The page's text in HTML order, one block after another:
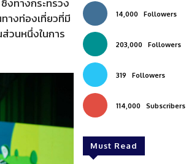
งทางกระทรวง
างท่องเที่ยวที่มี
วนหนึ่งในการ
14,000 Followers
203,000 Followers
319 Followers
114,000 Subscribers
Must Read